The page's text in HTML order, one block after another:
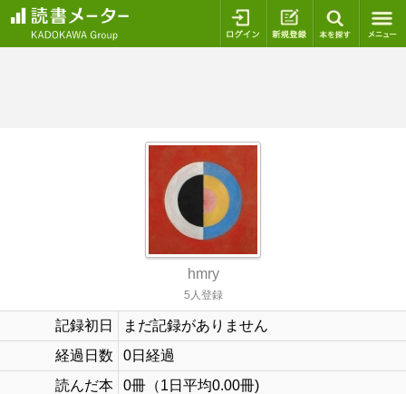
ログイン 新規登録
hmry
5人登録
記録初日
まだ記録がありません
経過日数
0日経過
読んだ本
0冊（1日平均0.00冊)